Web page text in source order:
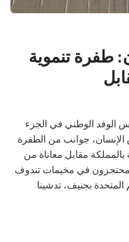
تنموية
الوفد الوطني في الجزء
52 لمجلس حقوق الإنسان، جوانب من الطفرة
بالمملكة مقابل معاناة من
في مخيمات تندوف
المتحدة بجنيف، تدشينا